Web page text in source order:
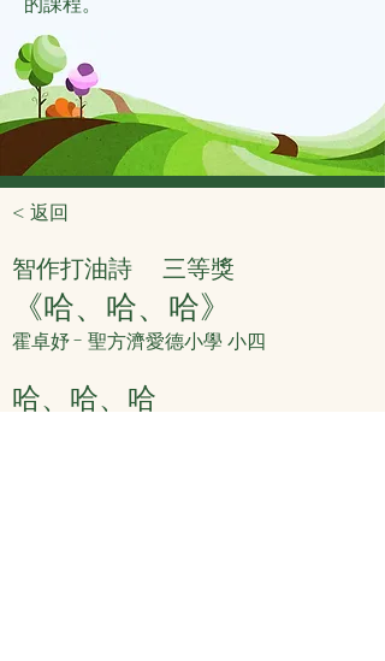
< 返回
智作打油詩 三等獎
《哈、哈、哈》
霍卓妤 - 聖方濟愛德小學 小四
哈、哈、哈